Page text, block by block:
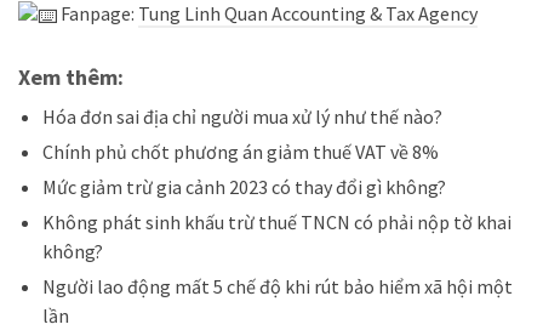
Fanpage: Tung Linh Quan Accounting & Tax Agency
Xem thêm:
Hóa đơn sai địa chỉ người mua xử lý như thế nào?
Chính phủ chốt phương án giảm thuế VAT về 8%
Mức giảm trừ gia cảnh 2023 có thay đổi gì không?
Không phát sinh khấu trừ thuế TNCN có phải nộp tờ khai
không?
Người lao động mất 5 chế độ khi rút bảo hiểm xã hội một
lần